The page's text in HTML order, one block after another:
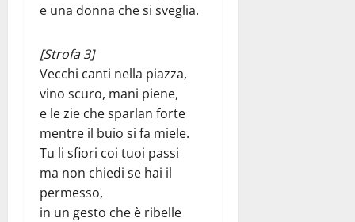
e una donna che si sveglia.
[Strofa 3]
Vecchi canti nella piazza,
vino scuro, mani piene,
e le zie che sparlan forte
mentre il buio si fa miele.
Tu li sfiori coi tuoi passi
ma non chiedi se hai il
permesso,
in un gesto che è ribelle